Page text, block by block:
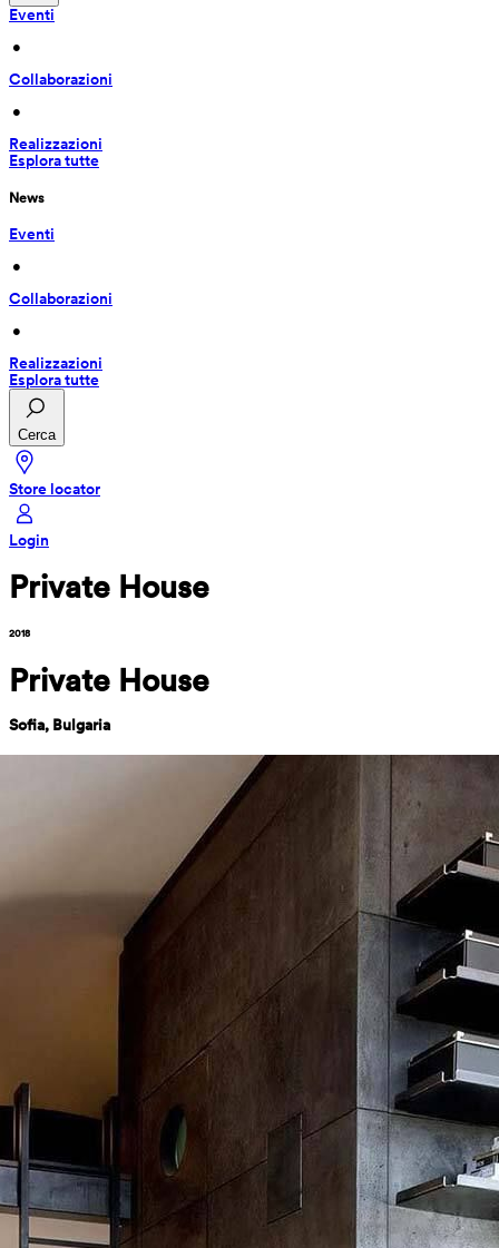
Eventi
•
Collaborazioni
•
Realizzazioni
Esplora tutte
News
Eventi
•
Collaborazioni
•
Realizzazioni
Esplora tutte
Cerca
Store locator
Login
Private House
2018
Private House
Sofia, Bulgaria